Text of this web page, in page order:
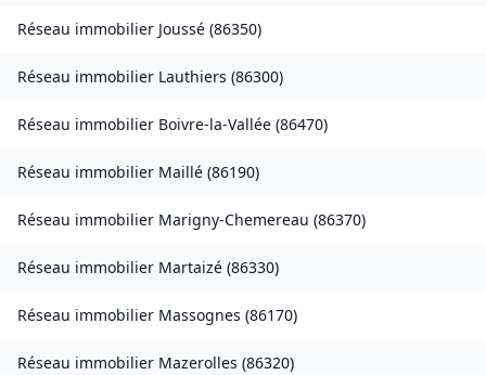
Réseau immobilier Joussé (86350)
Réseau immobilier Lauthiers (86300)
Réseau immobilier Boivre-la-Vallée (86470)
Réseau immobilier Maillé (86190)
Réseau immobilier Marigny-Chemereau (86370)
Réseau immobilier Martaizé (86330)
Réseau immobilier Massognes (86170)
Réseau immobilier Mazerolles (86320)